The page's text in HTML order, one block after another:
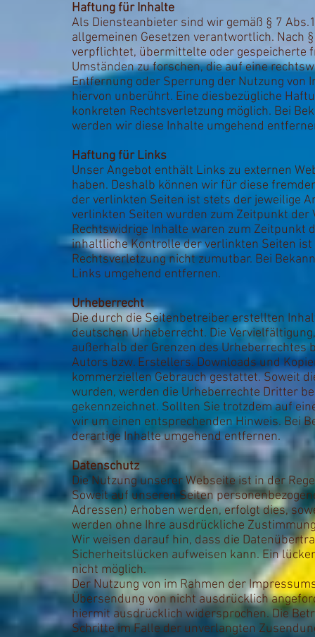
Haftung für Inhalte
Als Diensteanbieter sind wir gemäß § 7
allgemeinen Gesetzen verantwortlich. Nach
verpflichtet, übermittelte oder gespeicherte
Umständen zu forschen, die auf eine
Entfernung oder Sperrung der Nutzung von
hiervon unberührt. Eine diesbezügliche
konkreten Rechtsverletzung möglich. Bei
werden wir diese Inhalte umgehend
Haftung für Links
Unser Angebot enthält Links zu externen
haben. Deshalb können wir für diese
der verlinkten Seiten ist stets der jeweilige
verlinkten Seiten wurden zum Zeitpunkt
Rechtswidrige Inhalte waren zum Zeitpunkt
inhaltliche Kontrolle der verlinkten Seiten
Rechtsverletzung nicht zumutbar. Bei
Links umgehend entfernen.
Urheberrecht
Die durch die Seitenbetreiber erstellten
deutschen Urheberrecht. Die
außerhalb der Grenzen des
Autors bzw. Erstellers. Downloads und
kommerziellen Gebrauch gestattet. Soweit
wurden, werden die Urheberrechte Dritter
gekennzeichnet. Sollten Sie trotzdem auf
wir um einen entsprechenden Hinweis. Bei
derartige Inhalte umgehend entfernen.
Datenschutz
Die Nutzung unserer Webseite ist in der
Soweit auf unseren Seiten
Adressen) erhoben werden, erfolgt dies,
werden ohne Ihre ausdrückliche
Wir weisen darauf hin, dass die
Sicherheitslücken aufweisen kann. Ein
nicht möglich.
Der Nutzung von im Rahmen der
Übersendung von nicht ausdrücklich
hiermit ausdrücklich widersprochen. Die
Schritte im Falle der unverlangten